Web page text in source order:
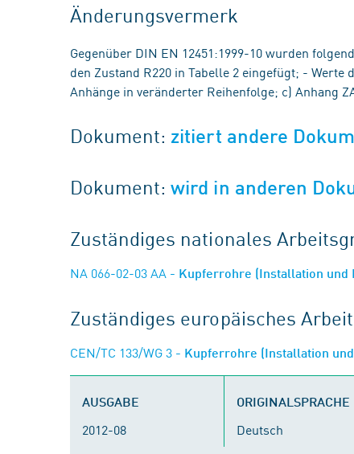
Änderungsvermerk
Gegenüber DIN EN 12451:1999-10 wurden
den Zustand R220 in Tabelle 2 eingefügt; -
Anhänge in veränderter Reihenfolge; c) Anhang
Dokument: zitiert andere
Dokument:wird in anderen
Zuständiges nationales
NA 066-02-03 AA - Kupferrohre (Installation und
Zuständiges europäisches
CEN/TC 133/WG 3 - Kupferrohre (Installation
AUSGABE
2012-08
ORIGINALSPRACHE
Deutsch